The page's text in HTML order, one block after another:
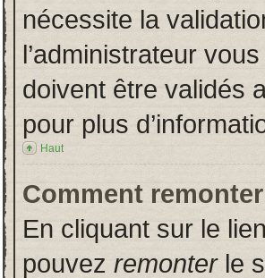
nécessite la
l’administrateur
doivent être validés
pour plus
Haut
Comment
En cliquant sur le
pouvez remonterle